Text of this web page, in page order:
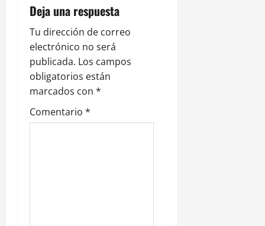
i
ó
n
d
e
Deja una respuesta
Tu dirección de correo
electrónico no será
publicada. Los campos
obligatorios están
marcados con *
Comentario *